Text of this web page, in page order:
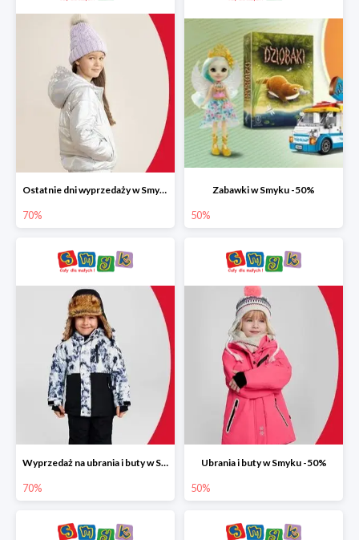
Ostatnie dni wyprzedaży w Smyku do -70%
70%
Zabawki w Smyku -50%
50%
Wyprzedaż na ubrania i buty w Smyku do -70%
70%
Ubrania i buty w Smyku -50%
50%